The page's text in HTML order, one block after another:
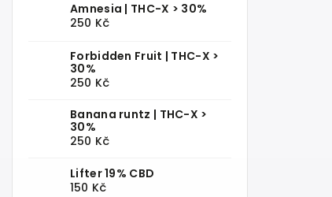
Amnesia | THC-X > 30%
250 Kč
Forbidden Fruit | THC-X >
30%
250 Kč
Banana runtz | THC-X >
30%
250 Kč
Lifter 19% CBD
150 Kč